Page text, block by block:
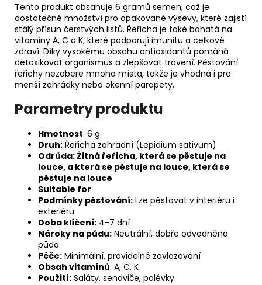
Tento produkt obsahuje 6 gramů semen, což je
dostatečné množství pro opakované výsevy, které zajistí
stálý přísun čerstvých listů. Řeřicha je také bohatá na
vitaminy A, C a K, které podporují imunitu a celkové
zdraví. Díky vysokému obsahu antioxidantů pomáhá
detoxikovat organismus a zlepšovat trávení. Pěstování
řeřichy nezabere mnoho místa, takže je vhodná i pro
menší zahrádky nebo okenní parapety.
Parametry produktu
Hmotnost: 6 g
Druh: Řeřicha zahradní (Lepidium sativum)
Odrůda: Žitná řeřicha, která se pěstuje na
louce, a která se pěstuje na louce, která se
pěstuje na louce
Suitable for
Podmínky pěstování: Lze pěstovat v interiéru i
exteriéru
Doba klíčení: 4-7 dní
Nároky na půdu: Neutrální, dobře odvodněná
půda
Péče: Minimální, pravidelné zavlažování
Obsah vitamínů: A, C, K
Použití: Saláty, sendviče, polévky